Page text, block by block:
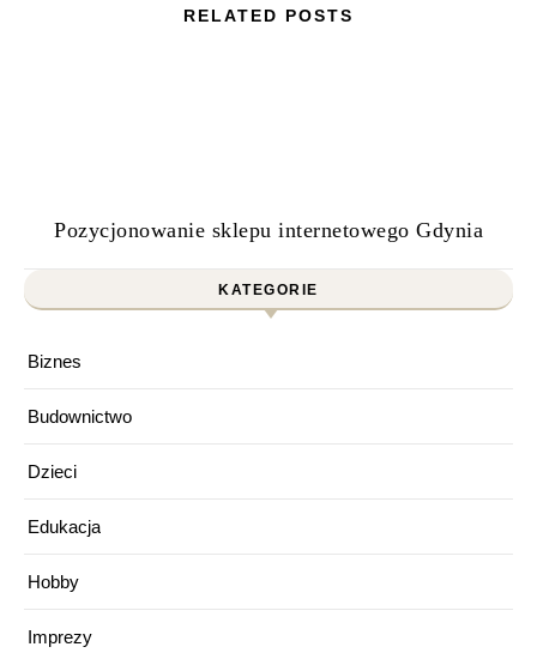
RELATED POSTS
Pozycjonowanie sklepu internetowego Gdynia
KATEGORIE
Biznes
Budownictwo
Dzieci
Edukacja
Hobby
Imprezy